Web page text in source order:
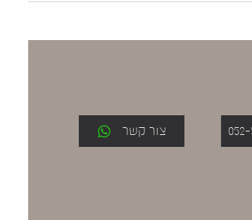
צור קשר